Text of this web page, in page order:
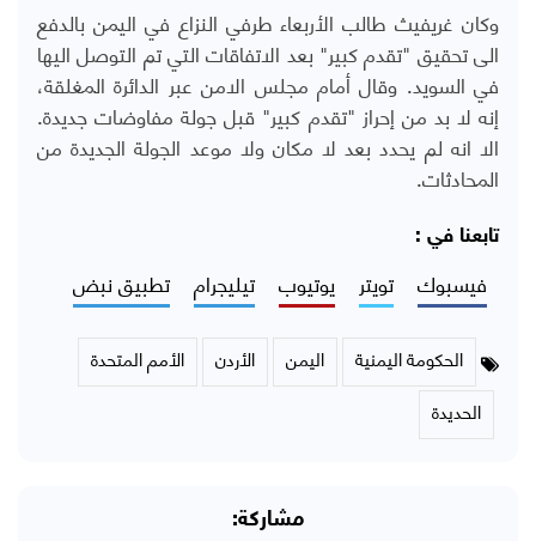
وكان غريفيث طالب الأربعاء طرفي النزاع في اليمن بالدفع
الى تحقيق "تقدم كبير" بعد الاتفاقات التي تم التوصل اليها
في السويد. وقال أمام مجلس الامن عبر الدائرة المغلقة،
إنه لا بد من إحراز "تقدم كبير" قبل جولة مفاوضات جديدة.
الا انه لم يحدد بعد لا مكان ولا موعد الجولة الجديدة من
المحادثات.
تابعنا في :
فيسبوك تويتر يوتيوب تيليجرام تطبيق نبض
الحكومة اليمنية اليمن الأردن
الأمم المتحدة
الحديدة
مشاركة: